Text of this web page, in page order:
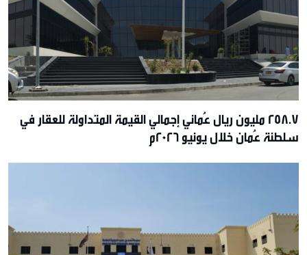
258.7 مليون ريال عُماني إجمالي القيمة المتداولة للعقار في
سلطنة عُمان خلال يونيو 2026م